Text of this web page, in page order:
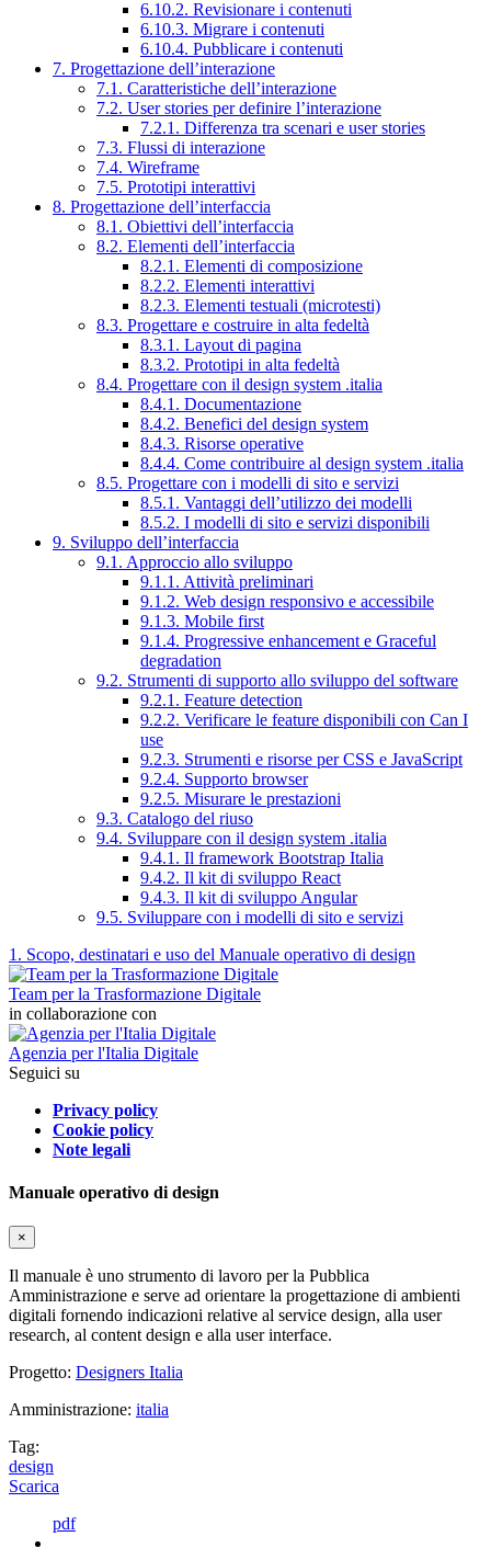
6.10.2. Revisionare i contenuti
6.10.3. Migrare i contenuti
6.10.4. Pubblicare i contenuti
7. Progettazione dell’interazione
7.1. Caratteristiche dell’interazione
7.2. User stories per definire l’interazione
7.2.1. Differenza tra scenari e user stories
7.3. Flussi di interazione
7.4. Wireframe
7.5. Prototipi interattivi
8. Progettazione dell’interfaccia
8.1. Obiettivi dell’interfaccia
8.2. Elementi dell’interfaccia
8.2.1. Elementi di composizione
8.2.2. Elementi interattivi
8.2.3. Elementi testuali (microtesti)
8.3. Progettare e costruire in alta fedeltà
8.3.1. Layout di pagina
8.3.2. Prototipi in alta fedeltà
8.4. Progettare con il design system .italia
8.4.1. Documentazione
8.4.2. Benefici del design system
8.4.3. Risorse operative
8.4.4. Come contribuire al design system .italia
8.5. Progettare con i modelli di sito e servizi
8.5.1. Vantaggi dell’utilizzo dei modelli
8.5.2. I modelli di sito e servizi disponibili
9. Sviluppo dell’interfaccia
9.1. Approccio allo sviluppo
9.1.1. Attività preliminari
9.1.2. Web design responsivo e accessibile
9.1.3. Mobile first
9.1.4. Progressive enhancement e Graceful
degradation
9.2. Strumenti di supporto allo sviluppo del software
9.2.1. Feature detection
9.2.2. Verificare le feature disponibili con Can I
use
9.2.3. Strumenti e risorse per CSS e JavaScript
9.2.4. Supporto browser
9.2.5. Misurare le prestazioni
9.3. Catalogo del riuso
9.4. Sviluppare con il design system .italia
9.4.1. Il framework Bootstrap Italia
9.4.2. Il kit di sviluppo React
9.4.3. Il kit di sviluppo Angular
9.5. Sviluppare con i modelli di sito e servizi
1. Scopo, destinatari e uso del Manuale operativo di design
Team per la Trasformazione Digitale
in collaborazione con
Agenzia per l'Italia Digitale
Seguici su
Privacy policy
Cookie policy
Note legali
Manuale operativo di design
×
Il manuale è uno strumento di lavoro per la Pubblica
Amministrazione e serve ad orientare la progettazione di ambienti
digitali fornendo indicazioni relative al service design, alla user
research, al content design e alla user interface.
Progetto: Designers Italia
Amministrazione: italia
Tag:
design
Scarica
pdf